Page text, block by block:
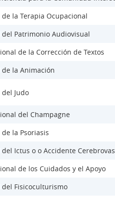
la Terapia Ocupacional
Patrimonio Audiovisual
de la Corrección de Textos
la Animación
Judo
del Champagne
la Psoriasis
Ictus o o Accidente
de los Cuidados y el Apoyo
Fisicoculturismo